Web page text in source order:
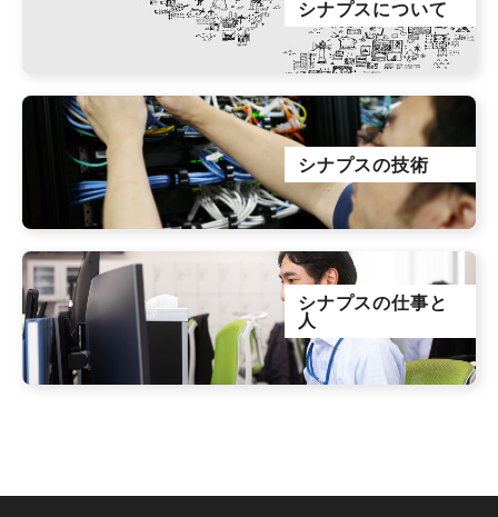
シナプスについて
シナプスの技術
シナプスの仕事と
人